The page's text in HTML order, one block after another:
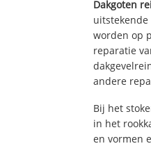
Dakgoten
worden op
reparatie
andere
Bij het
in het
en vormen